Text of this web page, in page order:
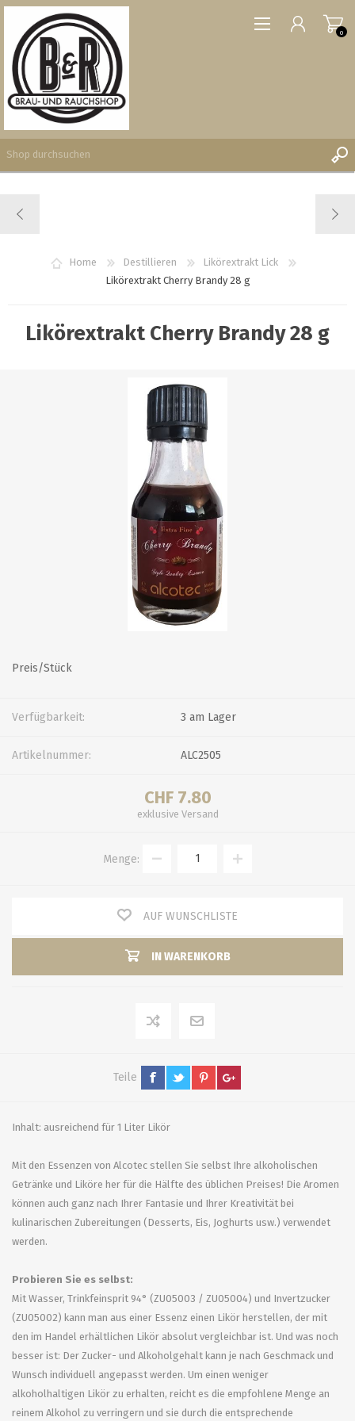
WUNSCHLISTE
0
Home Destillieren
Likörextrakt Lick
Likörextrakt Cherry Brandy 28 g
Likörextrakt Cherry Brandy 28 g
Preis/Stück
Verfügbarkeit: 3 am Lager
Artikelnummer: ALC2505
CHF 7.80
exklusive Versand
Menge:
AUF WUNSCHLISTE
IN WARENKORB
Teile
Inhalt: ausreichend für 1 Liter Likör
Mit den Essenzen von Alcotec stellen Sie selbst Ihre alkoholischen
Getränke und Liköre her für die Hälfte des üblichen Preises! Die Aromen
können auch ganz nach Ihrer Fantasie und Ihrer Kreativität bei
kulinarischen Zubereitungen (Desserts, Eis, Joghurts usw.) verwendet
werden.
Probieren Sie es selbst:
Mit Wasser, Trinkfeinsprit 94° (ZU05003 / ZU05004) und Invertzucker
(ZU05002) kann man aus einer Essenz einen Likör herstellen, der mit
den im Handel erhältlichen Likör absolut vergleichbar ist. Und was noch
besser ist: Der Zucker- und Alkoholgehalt kann je nach Geschmack und
Wunsch individuell angepasst werden. Um einen weniger
alkoholhaltigen Likör zu erhalten, reicht es die empfohlene Menge an
reinem Alkohol zu verringern und sie durch die entsprechende